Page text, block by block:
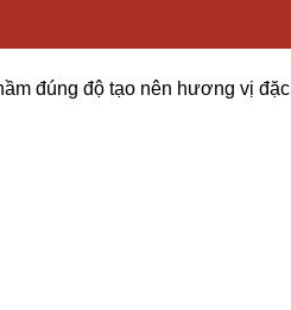
đúng độ tạo nên hương vị đặc